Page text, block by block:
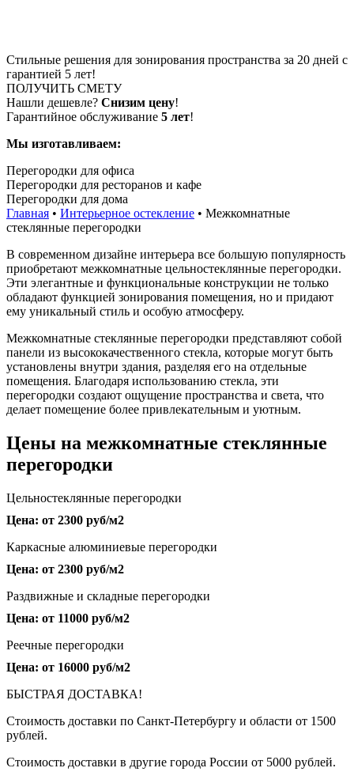
Стильные решения для зонирования пространства за 20 дней с
гарантией 5 лет!
ПОЛУЧИТЬ СМЕТУ
Нашли дешевле? Снизим цену!
Гарантийное обслуживание 5 лет!
Мы изготавливаем:
Перегородки для офиса
Перегородки для ресторанов и кафе
Перегородки для дома
Главная • Интерьерное остекление • Межкомнатные
стеклянные перегородки
В современном дизайне интерьера все большую популярность
приобретают межкомнатные цельностеклянные перегородки.
Эти элегантные и функциональные конструкции не только
обладают функцией зонирования помещения, но и придают
ему уникальный стиль и особую атмосферу.
Межкомнатные стеклянные перегородки представляют собой
панели из высококачественного стекла, которые могут быть
установлены внутри здания, разделяя его на отдельные
помещения. Благодаря использованию стекла, эти
перегородки создают ощущение пространства и света, что
делает помещение более привлекательным и уютным.
Цены на межкомнатные стеклянные
перегородки
Цельностеклянные перегородки
Цена: от 2300 руб/м2
Каркасные алюминиевые перегородки
Цена: от 2300 руб/м2
Раздвижные и складные перегородки
Цена: от 11000 руб/м2
Реечные перегородки
Цена: от 16000 руб/м2
БЫСТРАЯ ДОСТАВКА!
Стоимость доставки по Санкт-Петербургу и области от 1500
рублей.
Стоимость доставки в другие города России от 5000 рублей.